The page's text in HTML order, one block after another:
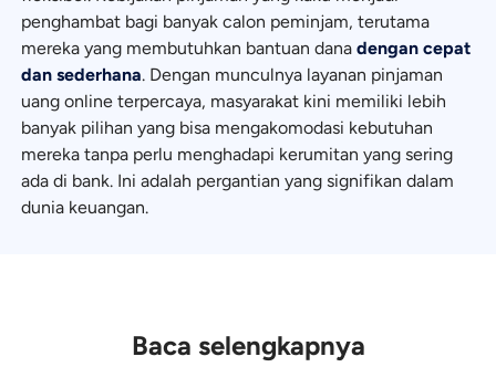
penghambat bagi banyak calon peminjam, terutama
mereka yang membutuhkan bantuan danadengan cepat
dan sederhana. Dengan munculnya layanan pinjaman
uang online terpercaya, masyarakat kini memiliki lebih
banyak pilihan yang bisa mengakomodasi kebutuhan
mereka tanpa perlu menghadapi kerumitan yang sering
ada di bank. Ini adalah pergantian yang signifikan dalam
dunia keuangan.
Baca selengkapnya